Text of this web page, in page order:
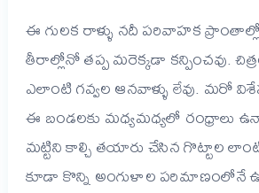
ఈ గులక రాళ్ళు నదీ పరివాహక
తీరాల్లోనో తప్ప మరెక్కడా కన్పించవు.
ఎలాంటి గవ్వల ఆనవాళ్ళు లేవు. మరో
ఈ బండలకు మధ్యమధ్యలో రంధ్రాలు
మట్టిని కాల్చి తయారు చేసిన గొట్టాల
కూడా కొన్ని అంగుళాల పరిమాణంలోనే